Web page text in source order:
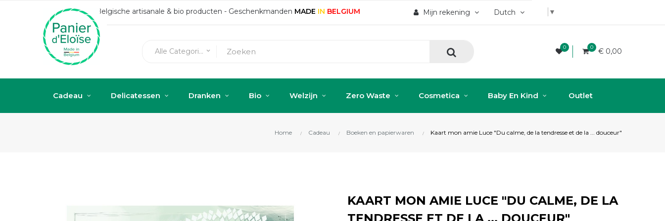
Belgische artisanale & bio producten - Geschenkmanden MADE IN BELGIUM Dutch
Mijn rekening ▼
Alle Categorieën keyboard_arrow_down
0 0 € 0,00
Cadeau Delicatessen Dranken Bio Welzijn Zero Waste Cosmetica Baby En Kind Outlet
Home Cadeau Boeken en papierwaren Kaart mon amie Luce "Du calme, de la tendresse et de la ... douceur"
KAART MON AMIE LUCE "DU CALME, DE LA